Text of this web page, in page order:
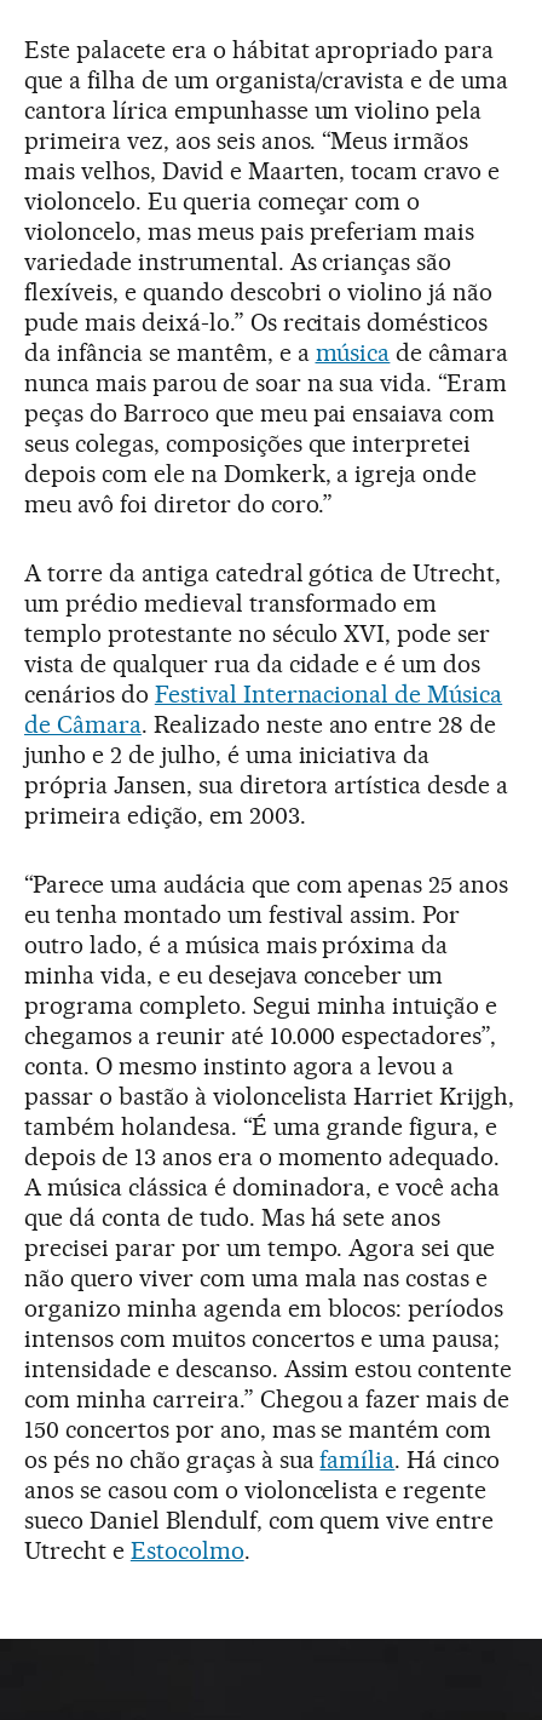
Este palacete era o hábitat apropriado para
que a filha de um organista/cravista e de uma
cantora lírica empunhasse um violino pela
primeira vez, aos seis anos. “Meus irmãos
mais velhos, David e Maarten, tocam cravo e
violoncelo. Eu queria começar com o
violoncelo, mas meus pais preferiam mais
variedade instrumental. As crianças são
flexíveis, e quando descobri o violino já não
pude mais deixá-lo.” Os recitais domésticos
da infância se mantêm, e a música de câmara
nunca mais parou de soar na sua vida. “Eram
peças do Barroco que meu pai ensaiava com
seus colegas, composições que interpretei
depois com ele na Domkerk, a igreja onde
meu avô foi diretor do coro.”
A torre da antiga catedral gótica de Utrecht,
um prédio medieval transformado em
templo protestante no século XVI, pode ser
vista de qualquer rua da cidade e é um dos
cenários do Festival Internacional de Música
de Câmara. Realizado neste ano entre 28 de
junho e 2 de julho, é uma iniciativa da
própria Jansen, sua diretora artística desde a
primeira edição, em 2003.
“Parece uma audácia que com apenas 25 anos
eu tenha montado um festival assim. Por
outro lado, é a música mais próxima da
minha vida, e eu desejava conceber um
programa completo. Segui minha intuição e
chegamos a reunir até 10.000 espectadores”,
conta. O mesmo instinto agora a levou a
passar o bastão à violoncelista Harriet Krijgh,
também holandesa. “É uma grande figura, e
depois de 13 anos era o momento adequado.
A música clássica é dominadora, e você acha
que dá conta de tudo. Mas há sete anos
precisei parar por um tempo. Agora sei que
não quero viver com uma mala nas costas e
organizo minha agenda em blocos: períodos
intensos com muitos concertos e uma pausa;
intensidade e descanso. Assim estou contente
com minha carreira.” Chegou a fazer mais de
150 concertos por ano, mas se mantém com
os pés no chão graças à suafamília. Há cinco
anos se casou com o violoncelista e regente
sueco Daniel Blendulf, com quem vive entre
Utrecht e Estocolmo.